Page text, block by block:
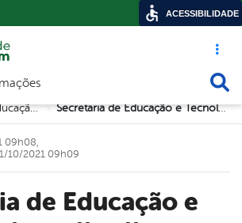
Acesso
de navegação
Secretaria de Educação e Tecnologia > Secretaria de Educação e Tecnologia realiza live para divulgar o Programa de Educação Integral de Belo Jardim “Florescer”; confira
09h08,
10/2021 09h09
ACESSIBILIDADE